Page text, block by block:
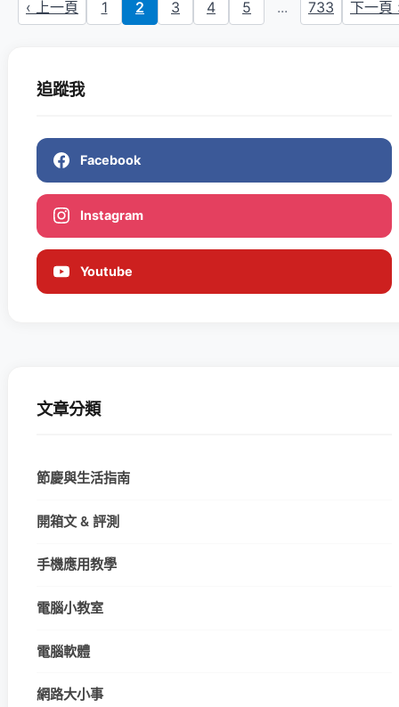
‹ 上一頁 1 2 3 4 5 ... 733 下一頁
追蹤我
Facebook
Instagram
Youtube
文章分類
節慶與生活指南
開箱文 & 評測
手機應用教學
電腦小教室
電腦軟體
網路大小事